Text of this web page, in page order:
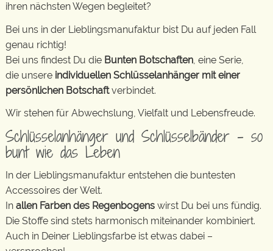
ihren nächsten Wegen begleitet?
Bei uns in der Lieblingsmanufaktur bist Du auf jeden Fall
genau richtig!
Bei uns findest Du die Bunten Botschaften , eine Serie,
die unsere individuellen Schlüsselanhänger mit einer
persönlichen Botschaftverbindet.
Wir stehen für Abwechslung, Vielfalt und Lebensfreude.
Schlüsselanhänger und Schlüsselbänder – so
bunt wie das Leben
In der Lieblingsmanufaktur entstehen die buntesten
Accessoires der Welt.
In allen Farben des Regenbogens wirst Du bei uns fündig.
Die Stoffe sind stets harmonisch miteinander kombiniert.
Auch in Deiner Lieblingsfarbe ist etwas dabei –